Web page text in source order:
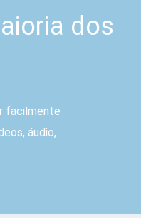
dos
facilmente
áudio,